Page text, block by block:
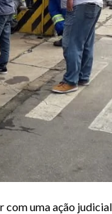
uma ação